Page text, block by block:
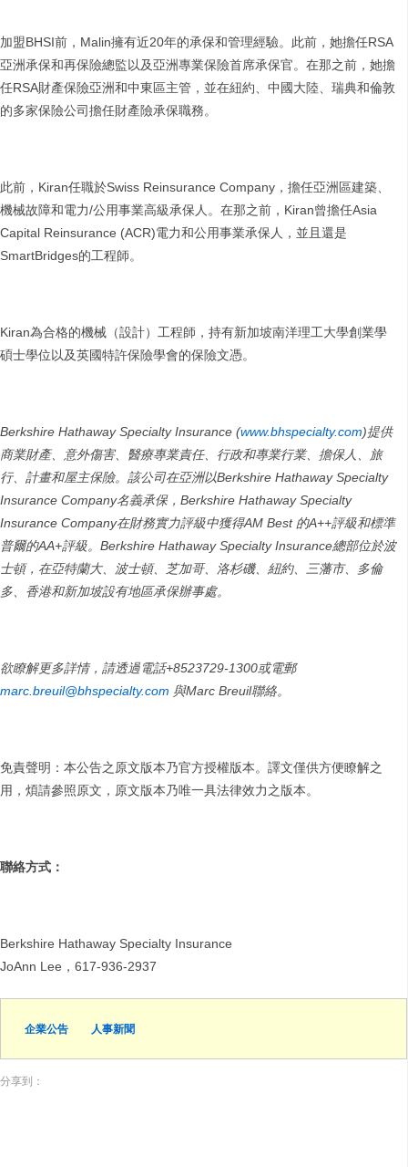
加盟BHSI前，Malin擁有近20年的承保和管理經驗。此前，她擔任RSA
亞洲承保和再保險總監以及亞洲專業保險首席承保官。在那之前，她擔
任RSA財產保險亞洲和中東區主管，並在紐約、中國大陸、瑞典和倫敦
的多家保險公司擔任財產險承保職務。
此前，Kiran任職於Swiss Reinsurance Company，擔任亞洲區建築、
機械故障和電力/公用事業高級承保人。在那之前，Kiran曾擔任Asia
Capital Reinsurance (ACR)電力和公用事業承保人，並且還是
SmartBridges的工程師。
Kiran為合格的機械（設計）工程師，持有新加坡南洋理工大學創業學
碩士學位以及英國特許保險學會的保險文憑。
Berkshire Hathaway Specialty Insurance (www.bhspecialty.com)提供
商業財產、意外傷害、醫療專業責任、行政和專業行業、擔保人、旅
行、計畫和屋主保險。該公司在亞洲以Berkshire Hathaway Specialty
Insurance Company名義承保， Berkshire Hathaway Specialty
Insurance Company在財務實力評級中獲得AM Best 的A++評級和標準
普爾的AA+評級。 Berkshire Hathaway Specialty Insurance總部位於波
士頓，在亞特蘭大、波士頓、芝加哥、洛杉磯、紐約、三藩市、多倫
多、香港和新加坡設有地區承保辦事處。
欲瞭解更多詳情， 請透過電話+8523729-1300或電郵
marc.breuil@bhspecialty.com 與Marc Breuil聯絡。
免責聲明：本公告之原文版本乃官方授權版本。譯文僅供方便瞭解之
用，煩請參照原文，原文版本乃唯一具法律效力之版本。
聯絡方式 ：
Berkshire Hathaway Specialty Insurance
JoAnn Lee，617-936-2937
企業公告 人事新聞
分享到：